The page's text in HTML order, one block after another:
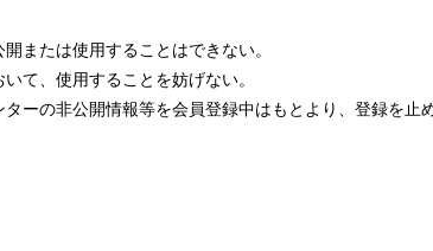
または使用することはできない。
て、使用することを妨げない。
ーの非公開情報等を会員登録中はもとより、登録を止